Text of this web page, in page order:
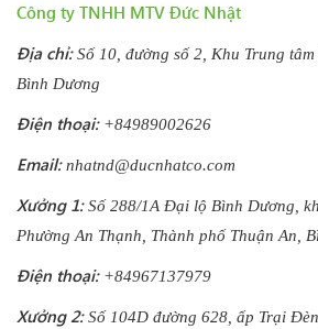
Công ty TNHH MTV Đức Nhật
Địa chỉ:Số 10, đường số 2, Khu Trung
Bình Dương
Điện thoại:+84989002626
Email:nhatnd@ducnhatco.com
Xưởng 1:Số 288/1A Đại lộ Bình Dương,
Phường An Thạnh, Thành phố Thuận An,
Điện thoại: +84967137979
Xưởng 2:Số 104D đường 628, ấp Trại